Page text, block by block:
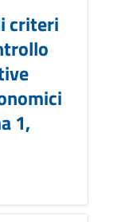
criteri
1,